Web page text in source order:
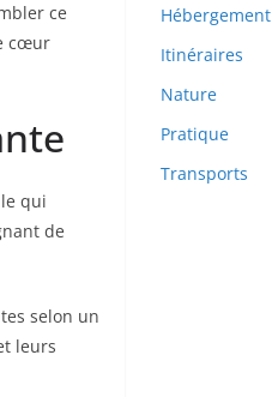
ce
cœur
qui
de
selon un
leurs
Hébergement
Itinéraires
Nature
Pratique
Transports